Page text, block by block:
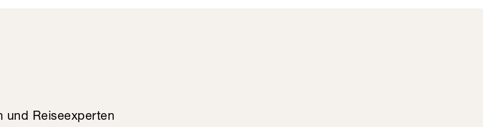
und Reiseexperten